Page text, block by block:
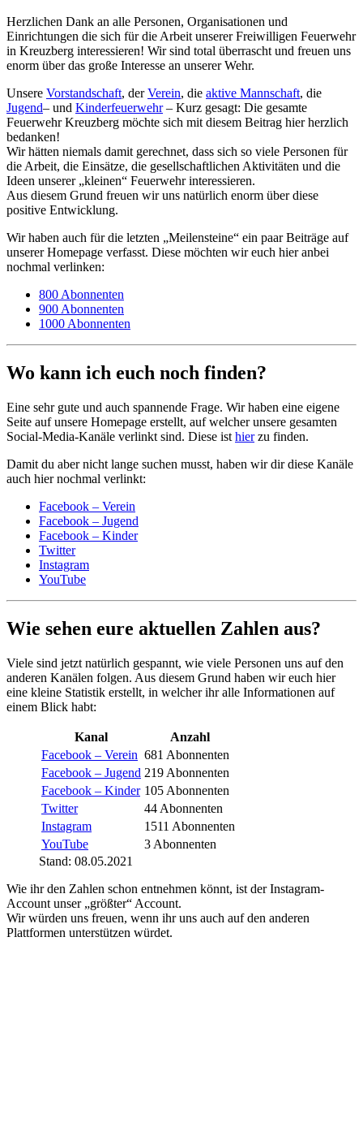
Herzlichen Dank an alle Personen, Organisationen und
Einrichtungen die sich für die Arbeit unserer Freiwilligen Feuerwehr
in Kreuzberg interessieren! Wir sind total überrascht und freuen uns
enorm über das große Interesse an unserer Wehr.
Unsere Vorstandschaft, derVerein, die aktive Mannschaft, die
Jugend– und Kinderfeuerwehr– Kurz gesagt: Die gesamte
Feuerwehr Kreuzberg möchte sich mit diesem Beitrag hier herzlich
bedanken!
Wir hätten niemals damit gerechnet, dass sich so viele Personen für
die Arbeit, die Einsätze, die gesellschaftlichen Aktivitäten und die
Ideen unserer „kleinen“ Feuerwehr interessieren.
Aus diesem Grund freuen wir uns natürlich enorm über diese
positive Entwicklung.
Wir haben auch für die letzten „Meilensteine“ ein paar Beiträge auf
unserer Homepage verfasst. Diese möchten wir euch hier anbei
nochmal verlinken:
800 Abonnenten
900 Abonnenten
1000 Abonnenten
Wo kann ich euch noch finden?
Eine sehr gute und auch spannende Frage. Wir haben eine eigene
Seite auf unsere Homepage erstellt, auf welcher unsere gesamten
Social-Media-Kanäle verlinkt sind. Diese ist hierzu finden.
Damit du aber nicht lange suchen musst, haben wir dir diese Kanäle
auch hier nochmal verlinkt:
Facebook – Verein
Facebook – Jugend
Facebook – Kinder
Twitter
Instagram
YouTube
Wie sehen eure aktuellen Zahlen aus?
Viele sind jetzt natürlich gespannt, wie viele Personen uns auf den
anderen Kanälen folgen. Aus diesem Grund haben wir euch hier
eine kleine Statistik erstellt, in welcher ihr alle Informationen auf
einem Blick habt:
Kanal
Anzahl
Facebook – Verein 681 Abonnenten
Facebook – Jugend 219 Abonnenten
Facebook – Kinder 105 Abonnenten
Twitter
44 Abonnenten
Instagram
1511 Abonnenten
YouTube
3 Abonnenten
Stand: 08.05.2021
Wie ihr den Zahlen schon entnehmen könnt, ist der Instagram-
Account unser „größter“ Account.
Wir würden uns freuen, wenn ihr uns auch auf den anderen
Plattformen unterstützen würdet.